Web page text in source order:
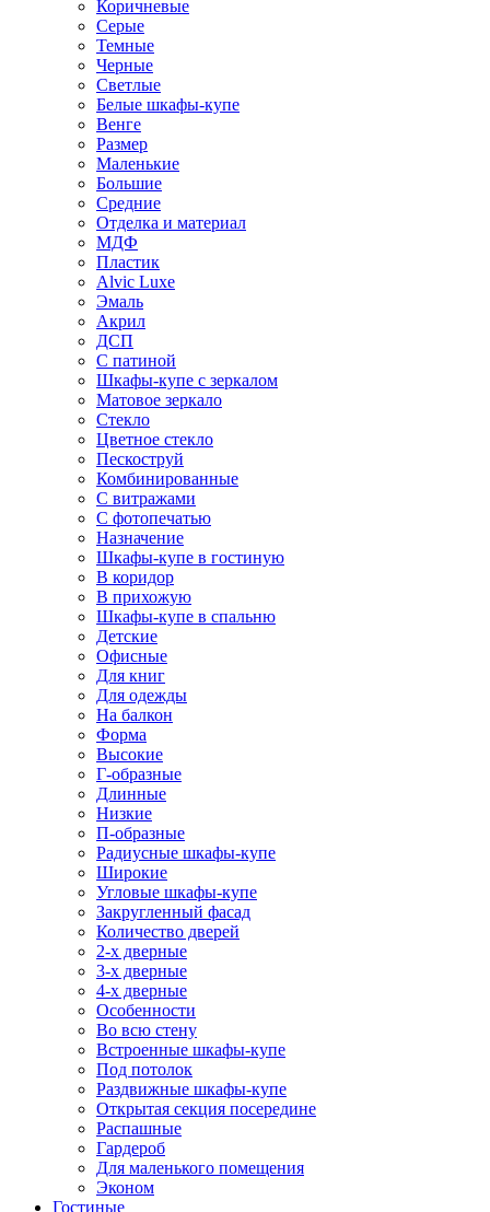
Коричневые
Серые
Темные
Черные
Светлые
Белые шкафы-купе
Венге
Размер
Маленькие
Большие
Средние
Отделка и материал
МДФ
Пластик
Alvic Luxe
Эмаль
Акрил
ДСП
С патиной
Шкафы-купе с зеркалом
Матовое зеркало
Стекло
Цветное стекло
Пескоструй
Комбинированные
С витражами
С фотопечатью
Назначение
Шкафы-купе в гостиную
В коридор
В прихожую
Шкафы-купе в спальню
Детские
Офисные
Для книг
Для одежды
На балкон
Форма
Высокие
Г-образные
Длинные
Низкие
П-образные
Радиусные шкафы-купе
Широкие
Угловые шкафы-купе
Закругленный фасад
Количество дверей
2-х дверные
3-х дверные
4-х дверные
Особенности
Во всю стену
Встроенные шкафы-купе
Под потолок
Раздвижные шкафы-купе
Открытая секция посередине
Распашные
Гардероб
Для маленького помещения
Эконом
Гостиные